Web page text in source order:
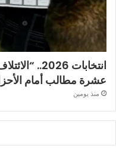
انتخابات
عشرة مطالب أمام
منذ يومين